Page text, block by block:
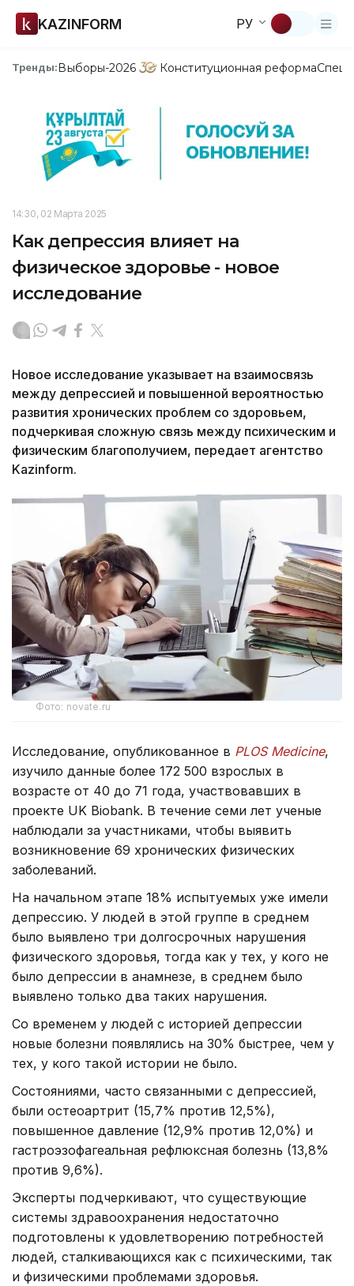
KAZINFORM РУ
Тренды:Выборы-2026 Конституционная реформа
14:30, 02 Марта 2025
Как депрессия влияет на
физическое здоровье - новое
исследование
Новое исследование указывает на взаимосвязь
между депрессией и повышенной вероятностью
развития хронических проблем со здоровьем,
подчеркивая сложную связь между психическим и
физическим благополучием, передает агентство
Kazinform.
Фото: novate.ru
Исследование, опубликованное в PLOS Medicine,
изучило данные более 172 500 взрослых в
возрасте от 40 до 71 года, участвовавших в
проекте UK Biobank. В течение семи лет ученые
наблюдали за участниками, чтобы выявить
возникновение 69 хронических физических
заболеваний.
На начальном этапе 18% испытуемых уже имели
депрессию. У людей в этой группе в среднем
было выявлено три долгосрочных нарушения
физического здоровья, тогда как у тех, у кого не
было депрессии в анамнезе, в среднем было
выявлено только два таких нарушения.
Со временем у людей с историей депрессии
новые болезни появлялись на 30% быстрее, чем у
тех, у кого такой истории не было.
Состояниями, часто связанными с депрессией,
были остеоартрит (15,7% против 12,5%),
повышенное давление (12,9% против 12,0%) и
гастроэзофагеальная рефлюксная болезнь (13,8%
против 9,6%).
Эксперты подчеркивают, что существующие
системы здравоохранения недостаточно
подготовлены к удовлетворению потребностей
людей, сталкивающихся как с психическими, так
и физическими проблемами здоровья.